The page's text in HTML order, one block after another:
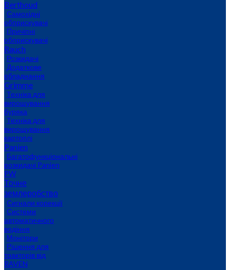
Berthoud
Самохідні
обприскувачі
Причіпні
обприскувачі
Rauch
Розкидачі
Додаткове
обладнання
Grimme
Техніка для
вирощування
буряка
Техніка для
вирощування
картоплі
Panien
Багатофункціональні
розкидачі Panien
PW
Точне
землеробство
Сигнали корекції
Системи
автоматичного
водіння
Монітори
Рішення для
тракторів від
RAVEN